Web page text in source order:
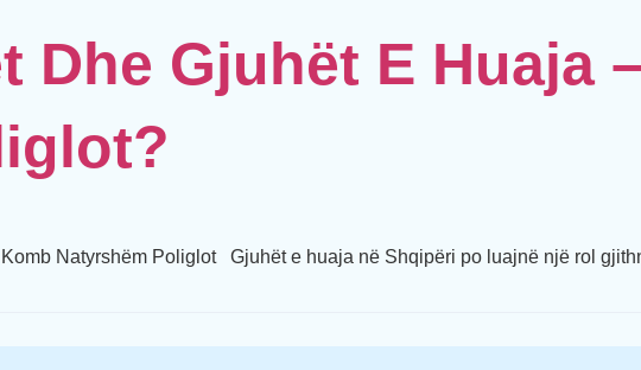
Dhe Gjuhët E Huaja
Natyrshëm Poliglot Gjuhët e huaja në Shqipëri po luajnë një rol